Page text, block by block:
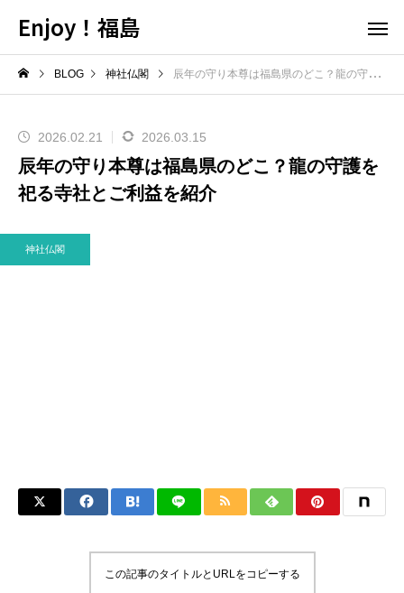
Enjoy！福島
BLOG 神社仏閣 辰年の守り本尊は福島県のどこ？龍の守護を祀る寺社とご利益を紹介
2026.02.21 2026.03.15
辰年の守り本尊は福島県のどこ？龍の守護を
祀る寺社とご利益を紹介
神社仏閣
この記事のタイトルとURLをコピーする